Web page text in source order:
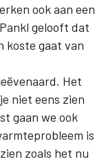
ook aan een
gelooft dat
koste gaat van
Het
niet eens zien
gaan we ook
is
zoals het nu